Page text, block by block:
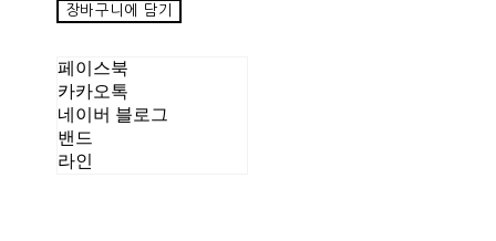
장바구니에 담기
페이스북
카카오톡
네이버 블로그
밴드
라인